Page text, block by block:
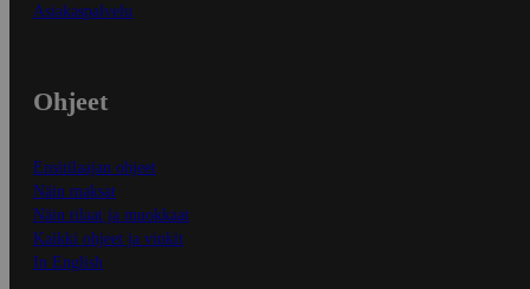
Asiakaspalvelu
Ohjeet
Ensitilaajan ohjeet
Näin maksat
Näin tilaat ja muokkaat
Kaikki ohjeet ja vinkit
In English